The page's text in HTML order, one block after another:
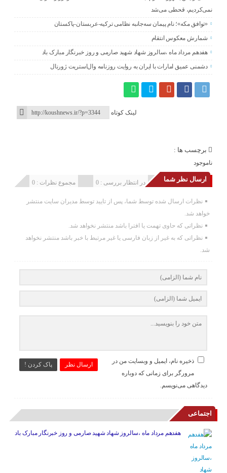
نمی‌کردیم، قحطی می‌شد
«توافق مکه»؛ نام پیمان سه‌جانبه نظامی ترکیه-عربستان-پاکستان
شمارش معکوس انتقام
هفدهم مرداد ماه ،سالروز شهاد شهید صارمی و روز خبرنگار مبارک باد
دشمنی عمیق امارات با ایران به روایت روزنامه وال‌استریت ژورنال
لینک کوتاه
برچسب ها :
ناموجود
ارسال نظر شما مجموع نظرات : 0 در انتظار بررسی : 0 انتشار یافته : 0
نظرات ارسال شده توسط شما، پس از تایید توسط مدیران سایت منتشر
خواهد شد.
نظراتی که حاوی تهمت یا افترا باشد منتشر نخواهد شد.
نظراتی که به غیر از زبان فارسی یا غیر مرتبط با خبر باشد منتشر نخواهد
شد.
ارسال نظر پاک کردن !
ذخیره نام، ایمیل و وبسایت من در
مرورگر برای زمانی که دوباره
دیدگاهی می‌نویسم.
اجتماعی
هفدهم مرداد ماه ،سالروز شهاد شهید صارمی و روز خبرنگار مبارک باد